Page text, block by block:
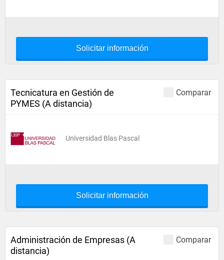
Solicitar información
Comparar
Tecnicatura en Gestión de
PYMES (A distancia)
Universidad Blas Pascal
Solicitar información
Comparar
Administración de Empresas (A
distancia)